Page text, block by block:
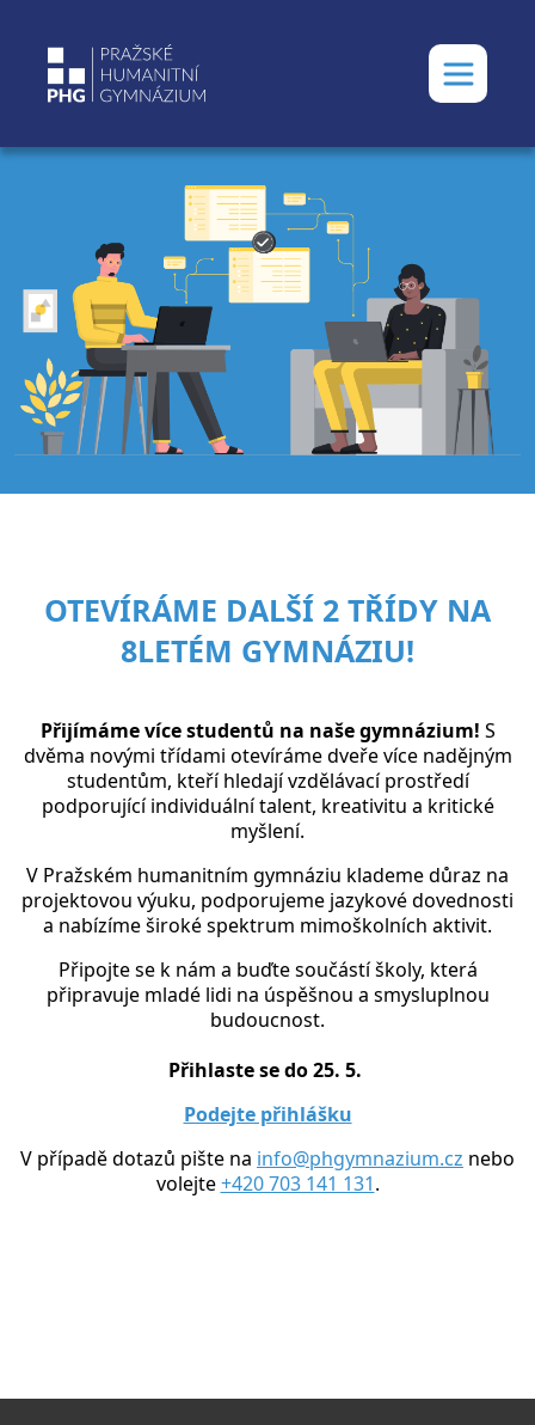
OTEVÍRÁME DALŠÍ 2 TŘÍDY NA
8LETÉM GYMNÁZIU!
Přijímáme více studentů na naše gymnázium! S
dvěma novými třídami otevíráme dveře více nadějným
studentům, kteří hledají vzdělávací prostředí
podporující individuální talent, kreativitu a kritické
myšlení.
V Pražském humanitním gymnáziu klademe důraz na
projektovou výuku, podporujeme jazykové dovednosti
a nabízíme široké spektrum mimoškolních aktivit.
Připojte se k nám a buďte součástí školy, která
připravuje mladé lidi na úspěšnou a smysluplnou
budoucnost.
Přihlaste se do 25. 5.
Podejte přihlášku
V případě dotazů pište na info@phgymnazium.cz nebo
volejte+420 703 141 131.